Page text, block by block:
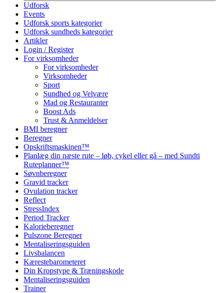
Udforsk
Events
Udforsk sports kategorier
Udforsk sundheds kategorier
Artikler
Login / Register
For virksomheder
For virksomheder
Virksomheder
Sport
Sundhed og Velvære
Mad og Restauranter
Boost Ads
Trust & Anmeldelser
BMI beregner
Beregner
Opskriftsmaskinen™
Planlæg din næste rute – løb, cykel eller gå – med Sundti
Ruteplanner™
Søvnberegner
Gravid tracker
Ovulation tracker
Reflect
StressIndex
Period Tracker
Kalorieberegner
Pulszone Beregner
Mentaliseringsguiden
Livsbalancen
Kærestebarometeret
Din Kropstype & Træningskode
Mentaliseringsguiden
Trainer